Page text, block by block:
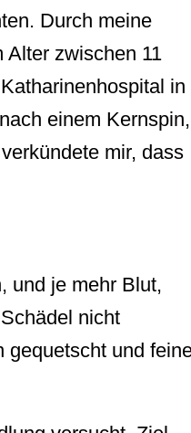
Durch meine
Alter zwischen 11
in
einem Kernspin,
mir, dass
und je mehr Blut,
nicht
gequetscht und